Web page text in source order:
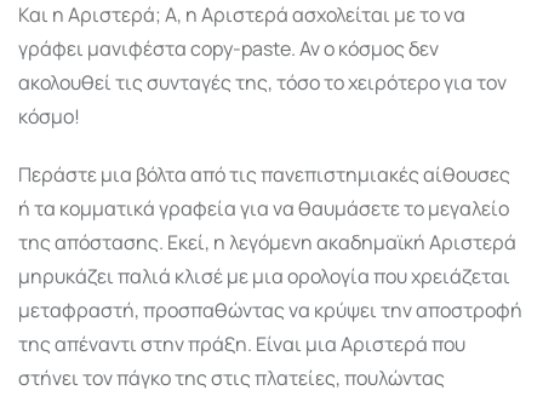
Και η Αριστερά; Α, η Αριστερά ασχολείται με το να
γράφει μανιφέστα copy-paste. Αν ο κόσμος δεν
ακολουθεί τις συνταγές της, τόσο το χειρότερο για τον
κόσμο!
Περάστε μια βόλτα από τις πανεπιστημιακές αίθουσες
ή τα κομματικά γραφεία για να θαυμάσετε το μεγαλείο
της απόστασης. Εκεί, η λεγόμενη ακαδημαϊκή Αριστερά
μηρυκάζει παλιά κλισέ με μια ορολογία που χρειάζεται
μεταφραστή, προσπαθώντας να κρύψει την αποστροφή
της απέναντι στην πράξη. Είναι μια Αριστερά που
στήνει τον πάγκο της στις πλατείες, πουλώντας